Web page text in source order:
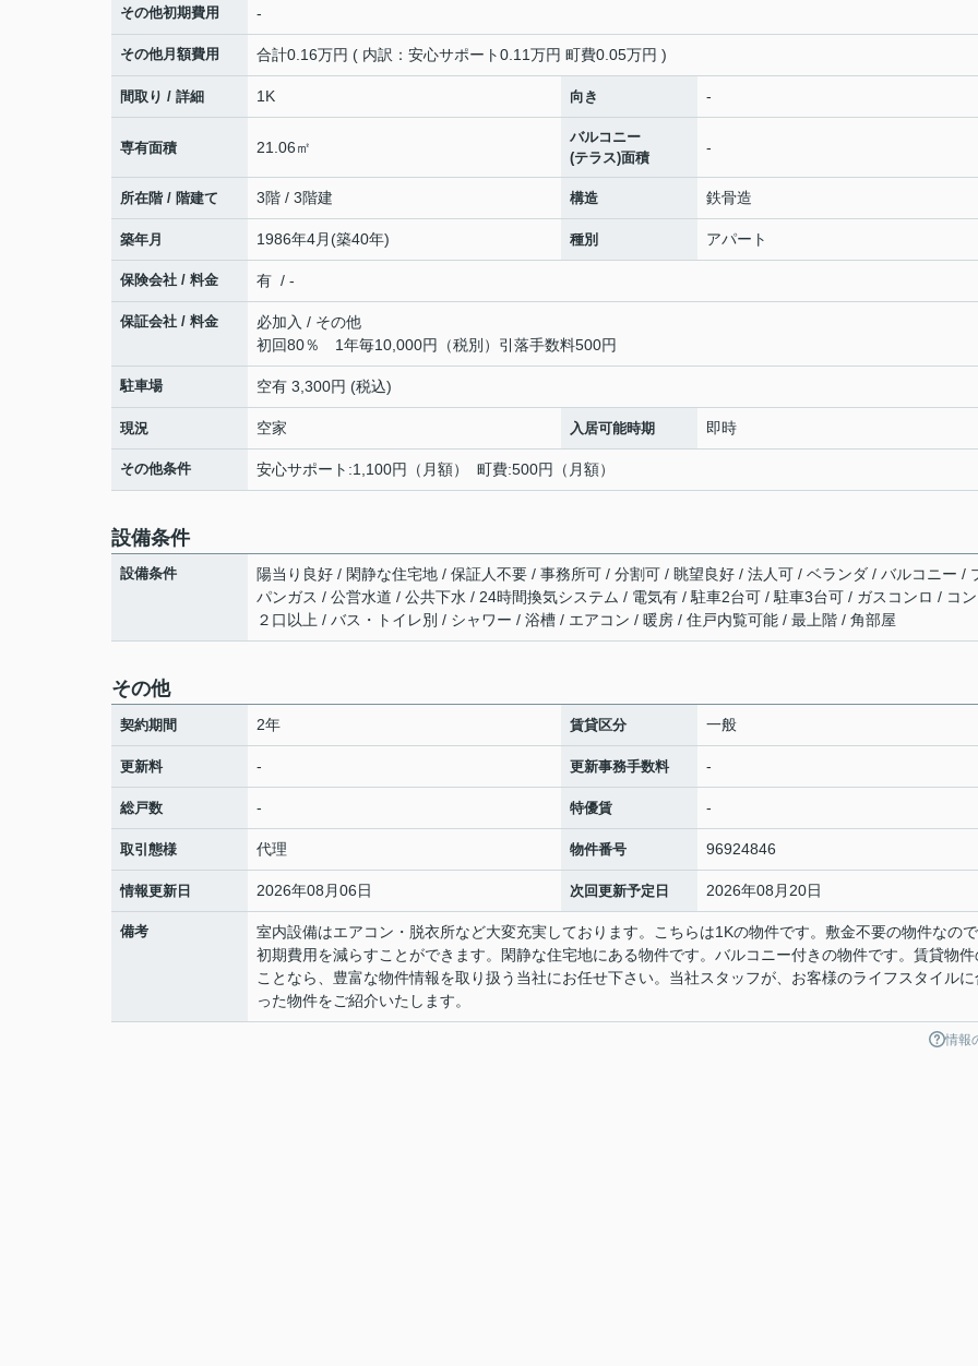
その他初期費用 -
その他月額費用 合計0.16万円 ( 内訳：安心サポート0.11万円 町費0.05万円 )
間取り / 詳細 1K 向き -
専有面積 21.06㎡
バルコニー
(テラス)面積
-
所在階 / 階建て 3階 / 3階建 構造 鉄骨造
築年月 1986年4月(築40年) 種別 アパート
保険会社 / 料金 有 / -
保証会社 / 料金
必加入 / その他
初回80％ 1年毎10,000円（税別）引落手数料500円
駐車場 空有 3,300円 (税込)
現況 空家 入居可能時期 即時
その他条件 安心サポート:1,100円（月額） 町費:500円（月額）
設備条件
設備条件
陽当り良好 / 閑静な住宅地 / 保証人不要 / 事務所可 / 分割可 / 眺望良好 / 法人可 / ベランダ / バルコニー /
パンガス / 公営水道 / 公共下水 / 24時間換気システム / 電気有 / 駐車2台可 / 駐車3台可 / ガスコンロ / コン
２口以上 / バス・トイレ別 / シャワー / 浴槽 / エアコン / 暖房 / 住戸内覧可能 / 最上階 / 角部屋
その他
契約期間 2年 賃貸区分 一般
更新料 - 更新事務手数料 -
総戸数 - 特優賃 -
取引態様 代理 物件番号 96924846
情報更新日 2026年08月06日 次回更新予定日 2026年08月20日
備考
室内設備はエアコン・脱衣所など大変充実しております。こちらは1Kの物件です。敷金不要の物件なので
初期費用を減らすことができます。閑静な住宅地にある物件です。バルコニー付きの物件です。賃貸物件
ことなら、豊富な物件情報を取り扱う当社にお任せ下さい。当社スタッフが、お客様のライフスタイルに
った物件をご紹介いたします。
情報